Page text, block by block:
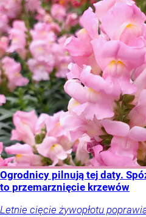
Ogrodnicy pilnują tej daty.
to przemarznięcie krzewów
Letnie cięcie żywopłotu